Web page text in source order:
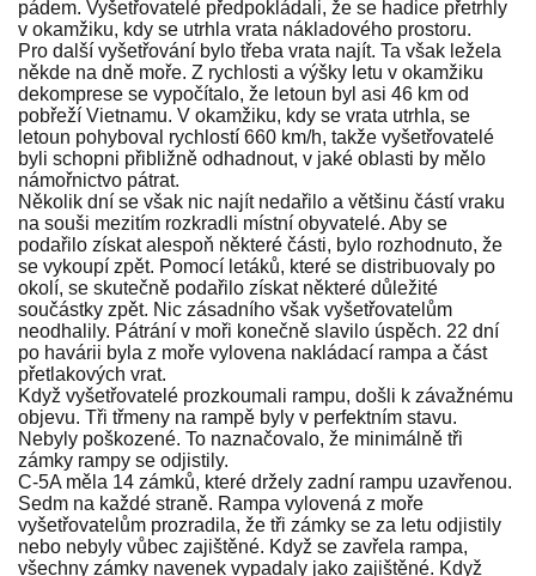
pádem. Vyšetřovatelé předpokládali, že se hadice přetrhly
v okamžiku, kdy se utrhla vrata nákladového prostoru.
Pro další vyšetřování bylo třeba vrata najít. Ta však ležela
někde na dně moře. Z rychlosti a výšky letu v okamžiku
dekomprese se vypočítalo, že letoun byl asi 46 km od
pobřeží Vietnamu. V okamžiku, kdy se vrata utrhla, se
letoun pohyboval rychlostí 660 km/h, takže vyšetřovatelé
byli schopni přibližně odhadnout, v jaké oblasti by mělo
námořnictvo pátrat.
Několik dní se však nic najít nedařilo a většinu částí vraku
na souši mezitím rozkradli místní obyvatelé. Aby se
podařilo získat alespoň některé části, bylo rozhodnuto, že
se vykoupí zpět. Pomocí letáků, které se distribuovaly po
okolí, se skutečně podařilo získat některé důležité
součástky zpět. Nic zásadního však vyšetřovatelům
neodhalily. Pátrání v moři konečně slavilo úspěch. 22 dní
po havárii byla z moře vylovena nakládací rampa a část
přetlakových vrat.
Když vyšetřovatelé prozkoumali rampu, došli k závažnému
objevu. Tři třmeny na rampě byly v perfektním stavu.
Nebyly poškozené. To naznačovalo, že minimálně tři
zámky rampy se odjistily.
C-5A měla 14 zámků, které držely zadní rampu uzavřenou.
Sedm na každé straně. Rampa vylovená z moře
vyšetřovatelům prozradila, že tři zámky se za letu odjistily
nebo nebyly vůbec zajištěné. Když se zavřela rampa,
všechny zámky navenek vypadaly jako zajištěné. Když